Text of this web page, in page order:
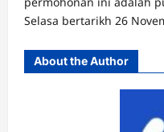
Selasa bertarikh 26
About the Author